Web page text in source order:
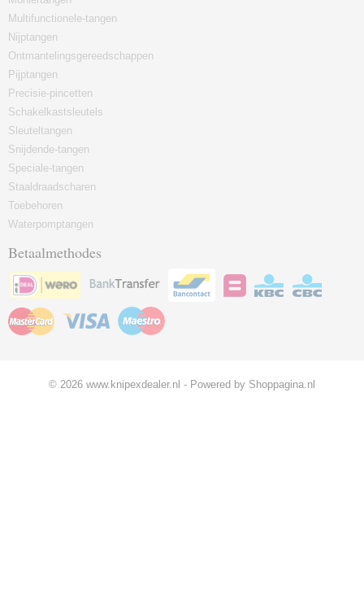
Multifunctionele-tangen
Nijptangen
Ontmantelingsgereedschappen
Pijptangen
Precisie-pincetten
Schakelkastsleutels
Sleuteltangen
Snijdende-tangen
Speciale-tangen
Staaldraadscharen
Toebehoren
Waterpomptangen
Betaalmethodes
© 2026 www.knipexdealer.nl - Powered by Shoppagina.nl